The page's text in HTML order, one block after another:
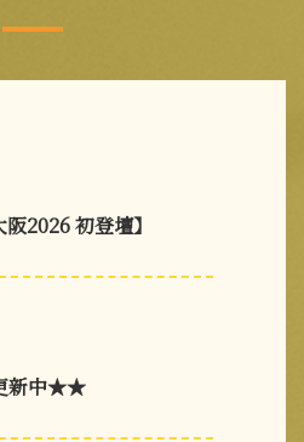
2026 初登壇】
新中★★